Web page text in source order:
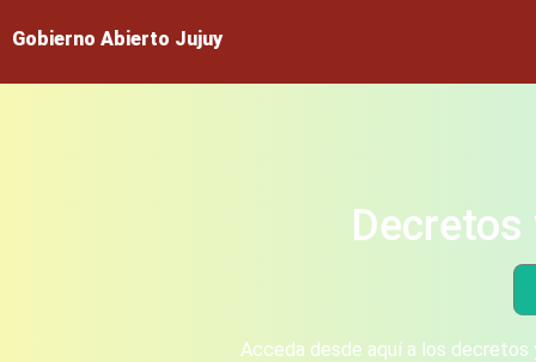
Gobierno Abierto Jujuy
Acceda desde aquí a los